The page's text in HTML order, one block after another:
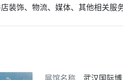
装饰、物流、媒体、其他相关服
展馆名称 武汉国际